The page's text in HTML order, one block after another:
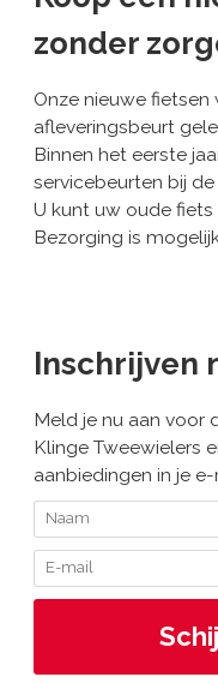
zonder
Onze nieuwe
afleveringsbeurt
Binnen het eerste
servicebeurten bij de
U kunt uw oude fiets
Bezorging is
Inschrijven
Meld je nu aan voor
Klinge Tweewielers
aanbiedingen in je e-